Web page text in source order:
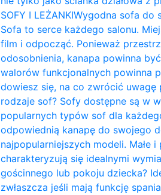
SOFY I LEŻANKIWygodna sofa do
Sofa to serce każdego salonu.
film i odpocząć. Ponieważ
odosobnienia, kanapa powinna
walorów funkcjonalnych powinna
dowiesz się, na co zwrócić
rodzaje sof? Sofy dostępne są w
popularnych typów sof dla
odpowiednią kanapę do swojego
najpopularniejszych modeli.
charakteryzują się idealnymi
gościnnego lub pokoju dziecka?
zwłaszcza jeśli mają funkcję